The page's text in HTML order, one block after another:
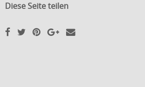
Diese Seite teilen